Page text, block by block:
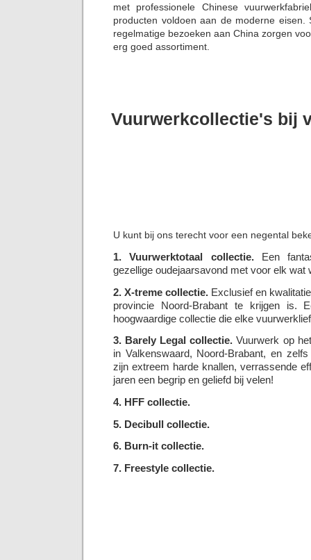
met professionele Chinese
producten voldoen aan de moderne eisen.
regelmatige bezoeken aan China zorgen
erg goed assortiment.
Vuurwerkcollectie's bij
U kunt bij ons terecht voor een negental
1. Vuurwerktotaal collectie.Een
gezellige oudejaarsavond met voor elk wat
2. X-treme collectie. Exclusief en
provincie Noord-Brabant te krijgen is.
hoogwaardige collectie die elke
3. Barely Legal collectie. Vuurwerk op
in Valkenswaard, Noord-Brabant, en
zijn extreem harde knallen, verrassende
jaren een begrip en geliefd bij velen!
4. HFF collectie.
5. Decibull collectie.
6. Burn-it collectie.
7. Freestyle collectie.